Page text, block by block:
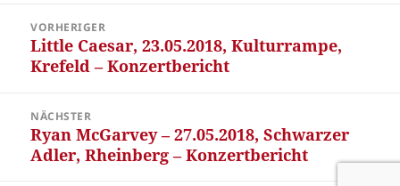
VORHERIGER
Vorheriger
Beitrag:
Little Caesar, 23.05.2018, Kulturrampe,
Krefeld – Konzertbericht
NÄCHSTER
Nächster
Beitrag:
Ryan McGarvey – 27.05.2018, Schwarzer
Adler, Rheinberg – Konzertbericht